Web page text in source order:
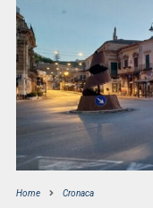
Home Cronaca